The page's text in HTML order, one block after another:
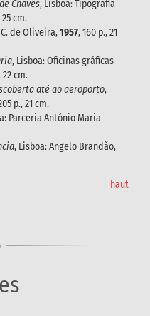
Chaves, Lisboa: Tipografia
25 cm.
de Oliveira,1957, 160 p., 21
, Lisboa: Oficinas gráficas
22 cm.
até ao aeroporto,
p., 21 cm.
Parceria António Maria
, Lisboa: Angelo Brandão,
haut